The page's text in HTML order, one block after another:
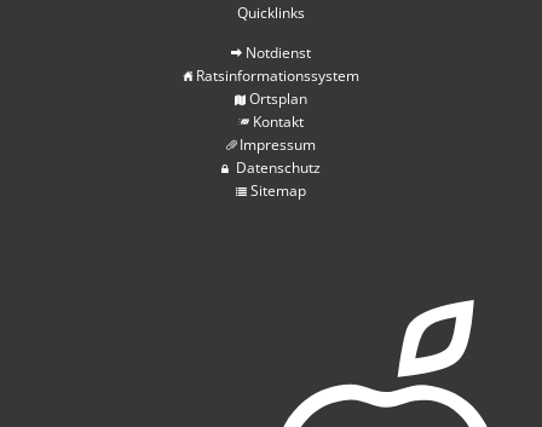
Quicklinks
Notdienst
Ratsinformationssystem
Ortsplan
Kontakt
Impressum
Datenschutz
Sitemap